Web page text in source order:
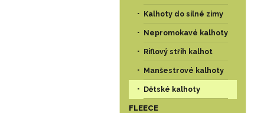
Kalhoty do silné zimy
Nepromokavé kalhoty
Riflový střih kalhot
Manšestrové kalhoty
Dětské kalhoty
FLEECE